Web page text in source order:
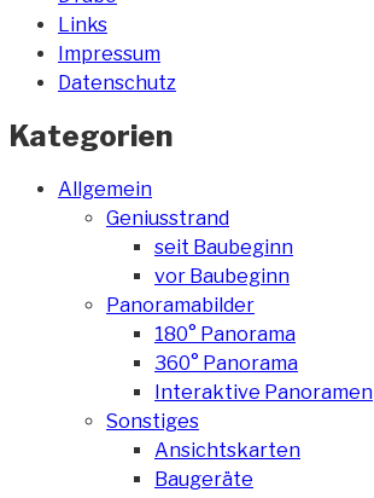
Links
Impressum
Datenschutz
Kategorien
Allgemein
Geniusstrand
seit Baubeginn
vor Baubeginn
Panoramabilder
180° Panorama
360° Panorama
Interaktive Panoramen
Sonstiges
Ansichtskarten
Baugeräte